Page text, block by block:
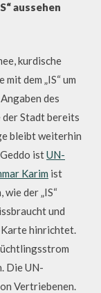
aussehen
kurdische
dem „IS“ um
des
Stadt bereits
bleibt weiterhin
istUN-
Karim ist
der „IS“
und
hinrichtet.
Die UN-
Vertriebenen.